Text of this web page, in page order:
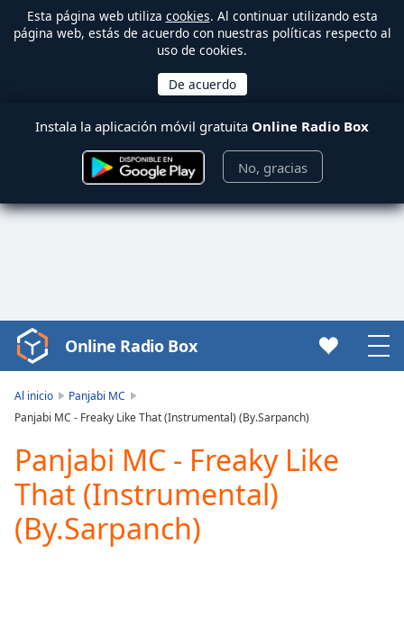
Esta página web utiliza cookies. Al continuar utilizando esta
página web, estás de acuerdo con nuestras políticas respecto al
uso de cookies.
Instala la aplicación móvil gratuita Online Radio Box
No, gracias
Video
Player
loading.
Video
Play
Skip
Backward
Skip
Forward
Online Radio Box
Al inicio
Panjabi MC
Panjabi MC - Freaky Like That (Instrumental) (By.Sarpanch)
Panjabi MC - Freaky Like
That (Instrumental)
(By.Sarpanch)